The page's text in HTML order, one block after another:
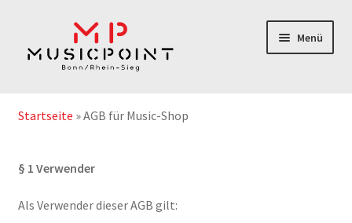
Navigation
springen
Inhalt
springen
Menü
Instrumente-& Zubehör
Startseite »AGB für Music-Shop
§ 1 Verwender
Als Verwender dieser AGB gilt: